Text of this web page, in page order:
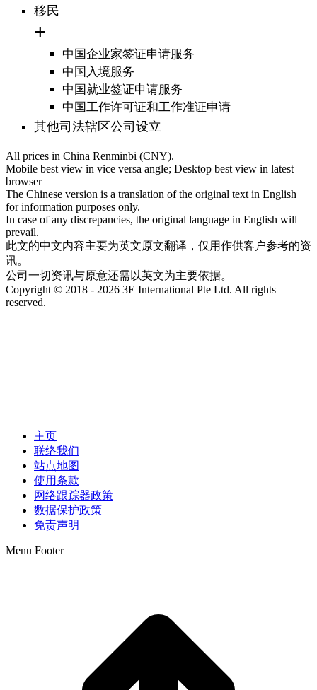
移民
中国企业家签证申请服务
中国入境服务
中国就业签证申请服务
中国工作许可证和工作准证申请
其他司法辖区公司设立
All prices in China Renminbi (CNY).
Mobile best view in vice versa angle; Desktop best view in latest
browser
The Chinese version is a translation of the original text in English
for information purposes only.
In case of any discrepancies, the original language in English will
prevail.
此文的中文内容主要为英文原文翻译，仅用作供客户参考的资
讯。
公司一切资讯与原意还需以英文为主要依据。
Copyright © 2018 - 2026 3E International Pte Ltd. All rights
reserved.
主页
联络我们
站点地图
使用条款
网络跟踪器政策
数据保护政策
免责声明
Menu Footer